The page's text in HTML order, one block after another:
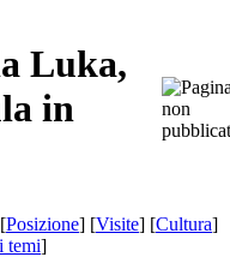
Luka,
in
Posizione] [Visite] [Cultura]
temi]